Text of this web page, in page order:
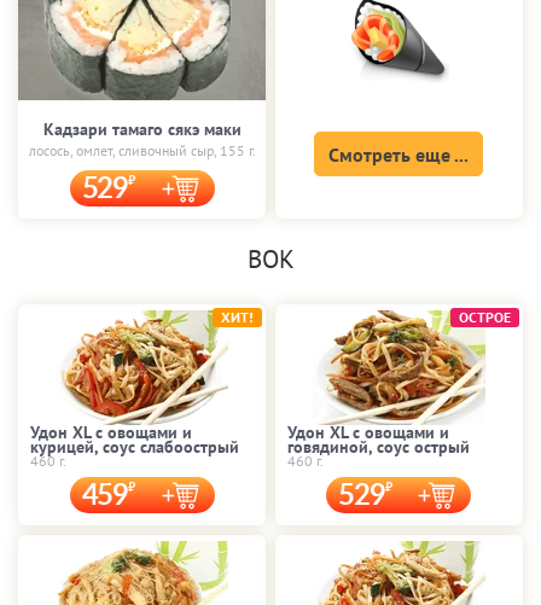
Кадзари тамаго сякэ маки
лосось, омлет, сливочный сыр, 155 г.
529
Смотреть еще ...
ВОК
Удон XL с овощами и
курицей, соус слабоострый
460 г.
459
ХИТ!
Удон XL с овощами и
говядиной, соус острый
460 г.
529
ОСТРОЕ